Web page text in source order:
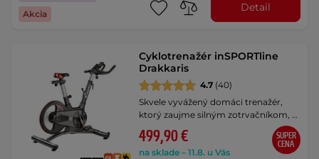
Akcia
Detail
Cyklotrenažér inSPORTline
Drakkaris
4.7 (40)
Skvele vyvážený domáci trenažér,
ktorý zaujme silným zotrvačníkom, …
499,90 €
na sklade – 11.8. u Vás
SUPER
CENA